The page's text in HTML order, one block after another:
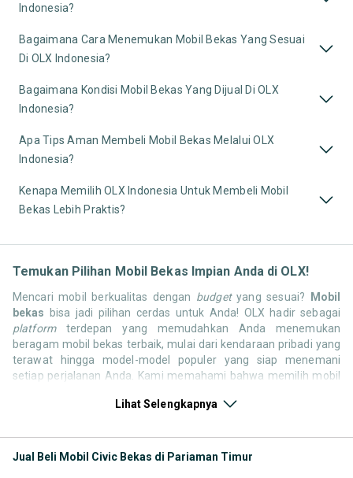
Indonesia?
Bagaimana Cara Menemukan Mobil Bekas Yang Sesuai
Di OLX Indonesia?
Bagaimana Kondisi Mobil Bekas Yang Dijual Di OLX
Indonesia?
Apa Tips Aman Membeli Mobil Bekas Melalui OLX
Indonesia?
Kenapa Memilih OLX Indonesia Untuk Membeli Mobil
Bekas Lebih Praktis?
Temukan Pilihan Mobil Bekas Impian Anda di OLX!
Mencari mobil berkualitas dengan budgetyang sesuai? Mobil
bekas bisa jadi pilihan cerdas untuk Anda! OLX hadir sebagai
platformterdepan yang memudahkan Anda menemukan
beragam mobil bekas terbaik, mulai dari kendaraan pribadi yang
terawat hingga model-model populer yang siap menemani
setiap perjalanan Anda. Kami memahami bahwa memilih mobil
ribuan daftar dari penjual terpercaya di seluruh Indonesia.
dengan gaya hidup, kebutuhan, danbudgetAnda!
Memilih mobil bekasyang tepat tentu bukan perkara mudah.
Lihat Selengkapnya
Jual Beli Mobil Civic Bekas di Pariaman Timur